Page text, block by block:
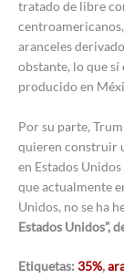
tratado de libre
aranceles
obstante, lo que sí
producido en
Por su parte,
quieren construir
en Estados Unidos
que actualmente
Unidos, no se ha
Estados Unidos”,
Etiquetas: 35%,